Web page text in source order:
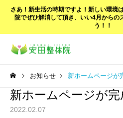
さあ！新生活の時期ですよ！新しい環境
院でぜひ解消して頂き、いい4月からの
う！！
お知らせ 新ホームページが
新ホームページが完
2022.02.07